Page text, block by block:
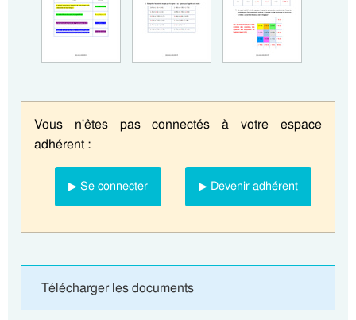
Vous n'êtes pas connectés à votre espace
adhérent :
▶ Se connecter ▶ Devenir adhérent
Télécharger les documents